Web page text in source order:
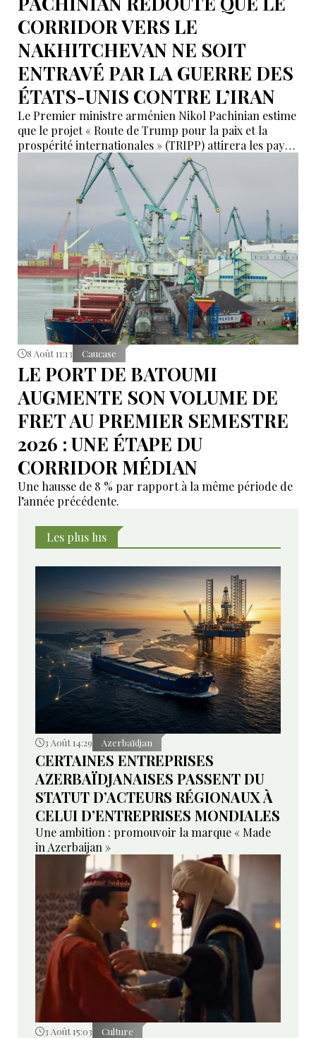
CORRIDOR VERS LE
NAKHITCHEVAN NE SOIT
ENTRAVÉ PAR LA GUERRE DES
ÉTATS-UNIS CONTRE L’IRAN
Le Premier ministre arménien Nikol Pachinian estime
que le projet « Route de Trump pour la paix et la
prospérité internationales » (TRIPP) attirera les pays
de la région, mais il a également déclaré que
l’instabilité régionale pourrait entraver sa mise en
8 Août 11:13 Caucase
LE PORT DE BATOUMI
AUGMENTE SON VOLUME DE
FRET AU PREMIER SEMESTRE
2026 : UNE ÉTAPE DU
CORRIDOR MÉDIAN
Une hausse de 8 % par rapport à la même période de
l’année précédente.
Les plus lus
3 Août 14:29 Azerbaïdjan
CERTAINES ENTREPRISES
AZERBAÏDJANAISES PASSENT DU
STATUT D’ACTEURS RÉGIONAUX À
CELUI D’ENTREPRISES MONDIALES
Une ambition : promouvoir la marque « Made
in Azerbaijan »
3 Août 15:03 Culture